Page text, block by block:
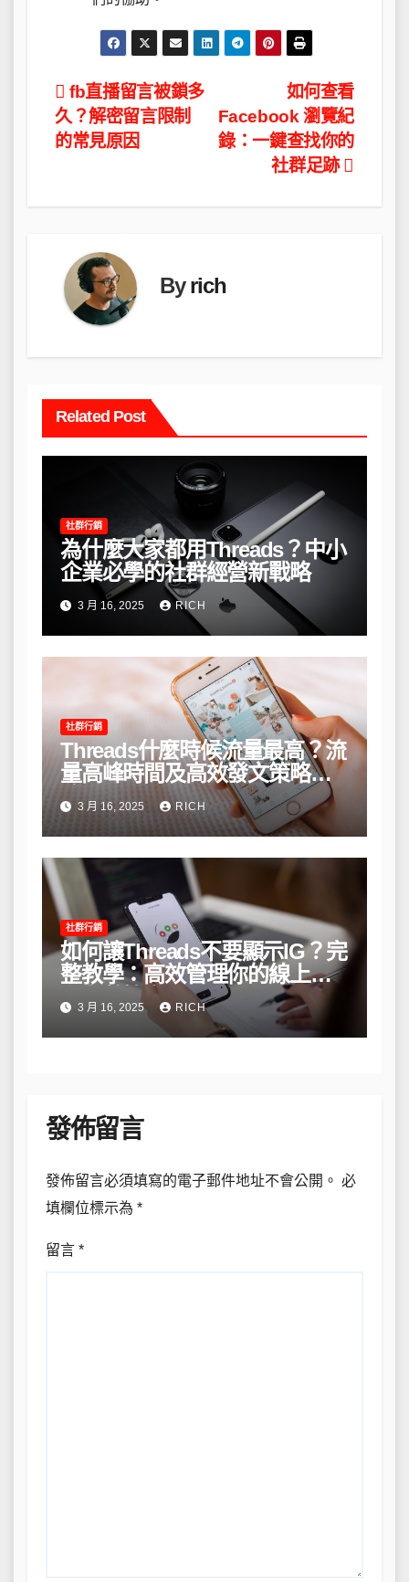
文
章
覽
如何查看
Facebook 瀏覽紀
錄：一鍵查找你的
社群足跡
fb直播留言被鎖多
久？解密留言限制
的常見原因
Byrich
Related Post
社群行銷
為什麼大家都用Threads？中小
企業必學的社群經營新戰略
3 月 16, 2025 RICH
社群行銷
Threads什麼時候流量最高？流
量高峰時間及高效發文策略攻
略3 月 16, 2025 RICH
社群行銷
如何讓Threads不要顯示IG？完
整教學：高效管理你的線上隱
私與數據安全
3 月 16, 2025 RICH
發佈留言
發佈留言必須填寫的電子郵件地址不會公開。 必
填欄位標示為 *
留言 *